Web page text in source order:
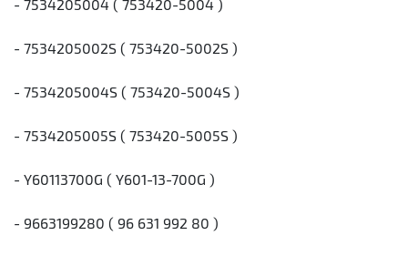
- 7534205004 ( 753420-5004 )
- 7534205002S ( 753420-5002S )
- 7534205004S ( 753420-5004S )
- 7534205005S ( 753420-5005S )
- Y60113700G ( Y601-13-700G )
- 9663199280 ( 96 631 992 80 )